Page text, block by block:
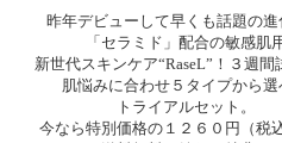
昨年デビューして早くも話題の
「セラミド」配合の敏感肌
新世代スキンケア“RaseL”！３週間
肌悩みに合わせ５タイプから選
トライアルセット。
今なら特別価格の１２６０円（税